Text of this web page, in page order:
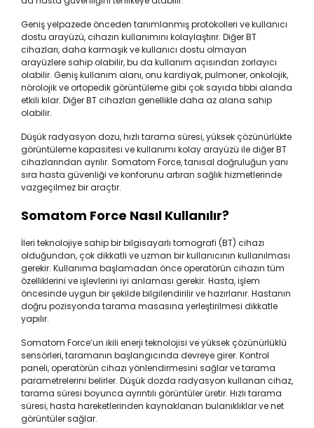
Geniş yelpazede önceden tanımlanmış protokolleri ve kullanıcı
dostu arayüzü, cihazın kullanımını kolaylaştırır. Diğer BT
cihazları, daha karmaşık ve kullanıcı dostu olmayan
arayüzlere sahip olabilir, bu da kullanım açısından zorlayıcı
olabilir. Geniş kullanım alanı, onu kardiyak, pulmoner, onkolojik,
nörolojik ve ortopedik görüntüleme gibi çok sayıda tıbbi alanda
etkili kılar. Diğer BT cihazları genellikle daha az alana sahip
olabilir.
Düşük radyasyon dozu, hızlı tarama süresi, yüksek çözünürlükte
görüntüleme kapasitesi ve kullanımı kolay arayüzü ile diğer BT
cihazlarından ayrılır. Somatom Force, tanısal doğruluğun yanı
sıra hasta güvenliği ve konforunu artıran sağlık hizmetlerinde
vazgeçilmez bir araçtır.
Somatom Force Nasıl Kullanılır?
İleri teknolojiye sahip bir bilgisayarlı tomografi (BT) cihazı
olduğundan, çok dikkatli ve uzman bir kullanıcının kullanılması
gerekir. Kullanıma başlamadan önce operatörün cihazın tüm
özelliklerini ve işlevlerini iyi anlaması gerekir. Hasta, işlem
öncesinde uygun bir şekilde bilgilendirilir ve hazırlanır. Hastanın
doğru pozisyonda tarama masasına yerleştirilmesi dikkatle
yapılır.
Somatom Force’un ikili enerji teknolojisi ve yüksek çözünürlüklü
sensörleri, taramanın başlangıcında devreye girer. Kontrol
paneli, operatörün cihazı yönlendirmesini sağlar ve tarama
parametrelerini belirler. Düşük dozda radyasyon kullanan cihaz,
tarama süresi boyunca ayrıntılı görüntüler üretir. Hızlı tarama
süresi, hasta hareketlerinden kaynaklanan bulanıklıklar ve net
görüntüler sağlar.